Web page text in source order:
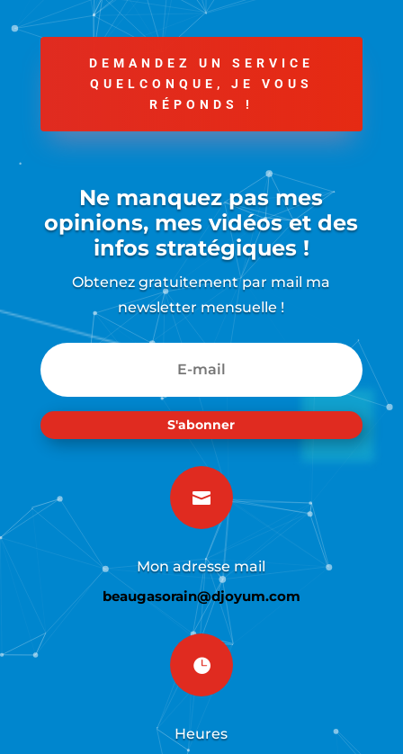
DEMANDEZ UN SERVICE
QUELCONQUE, JE VOUS
RÉPONDS !
Ne manquez pas mes
opinions, mes vidéos et des
infos stratégiques !
Obtenez gratuitement par mail ma
newsletter mensuelle !
S'abonner

Mon adresse mail
beaugasorain@djoyum.com

Heures